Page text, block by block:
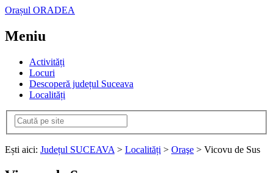
Orașul ORADEA
Meniu
Activități
Locuri
Descoperă județul Suceava
Localități
Ești aici: Județul SUCEAVA> Localități > Oraşe > Vicovu de Sus